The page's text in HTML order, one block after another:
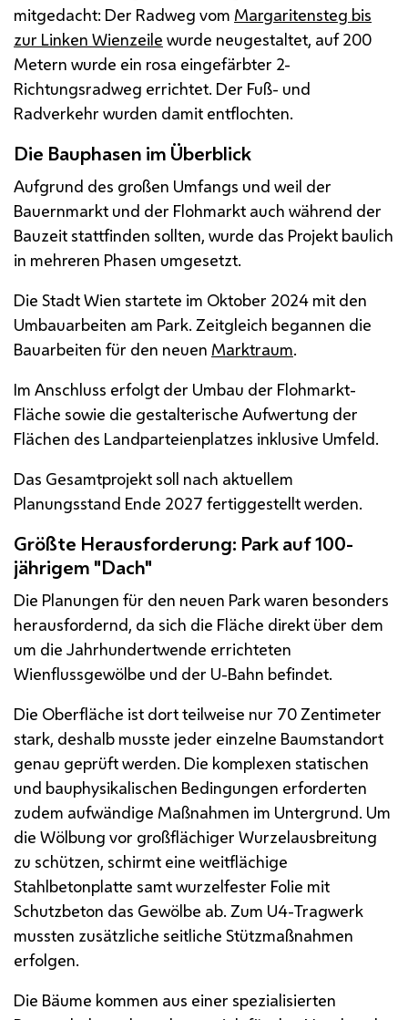
mitgedacht: Der Radweg vom Margaritensteg bis
zur Linken Wienzeile wurde neugestaltet, auf 200
Metern wurde ein rosa eingefärbter 2-
Richtungsradweg errichtet. Der Fuß- und
Radverkehr wurden damit entflochten.
Die Bauphasen im Überblick
Aufgrund des großen Umfangs und weil der
Bauernmarkt und der Flohmarkt auch während der
Bauzeit stattfinden sollten, wurde das Projekt baulich
in mehreren Phasen umgesetzt.
Die Stadt Wien startete im Oktober 2024 mit den
Umbauarbeiten am Park. Zeitgleich begannen die
Bauarbeiten für den neuen Marktraum.
Im Anschluss erfolgt der Umbau der Flohmarkt-
Fläche sowie die gestalterische Aufwertung der
Flächen des Landparteienplatzes inklusive Umfeld.
Das Gesamtprojekt soll nach aktuellem
Planungsstand Ende 2027 fertiggestellt werden.
Größte Herausforderung: Park auf 100-
jährigem "Dach"
Die Planungen für den neuen Park waren besonders
herausfordernd, da sich die Fläche direkt über dem
um die Jahrhundertwende errichteten
Wienflussgewölbe und der U-Bahn befindet.
Die Oberfläche ist dort teilweise nur 70 Zentimeter
stark, deshalb musste jeder einzelne Baumstandort
genau geprüft werden. Die komplexen statischen
und bauphysikalischen Bedingungen erforderten
zudem aufwändige Maßnahmen im Untergrund. Um
die Wölbung vor großflächiger Wurzelausbreitung
zu schützen, schirmt eine weitflächige
Stahlbetonplatte samt wurzelfester Folie mit
Schutzbeton das Gewölbe ab. Zum U4-Tragwerk
mussten zusätzliche seitliche Stützmaßnahmen
erfolgen.
Die Bäume kommen aus einer spezialisierten